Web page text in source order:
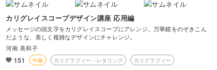
カリグレイスコープデザイン講座 応用編
メッセージの頭文字をカリグレイスコープにアレンジ。万華鏡をのぞきこん
だような、美しく複雑なデザインにチャレンジ。
河南 美和子
151 中級 カリグラフィー・レタリング カリグラフィー